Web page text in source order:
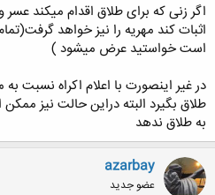
کلیک کنید تا
اگر زنی که برای طلاق اقدام میکند
اثبات کند مهریه را نیز خواهد
است خواستید عرض میشود )
در غیر اینصورت با اعلام اکراه نسبت به
طلاق بگیرد البته دراین حالت نیز
به طلاق ندهد
azarbay
عضو جدید